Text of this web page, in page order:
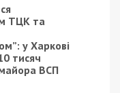
ТЦК та
у Харкові
тисяч
ВСП